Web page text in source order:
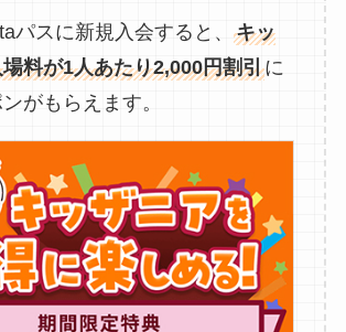
パスに新規入会すると、 キッ
料が1人あたり2,000円割引に
がもらえます。